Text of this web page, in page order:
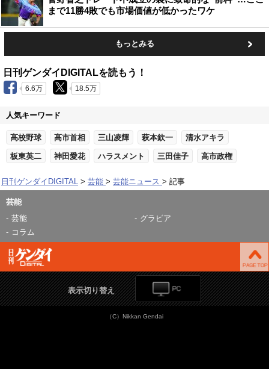
まで11勝4敗でも市場価値が低かったワケ
もっとみる
日刊ゲンダイDIGITALを読もう！
6.6万 18.5万
人気キーワード
高校野球 高市首相 三山凌輝 萩本欽一 清水アキラ
板東英二 神田愛花 ハラスメント 三田佳子 高市政権
日刊ゲンダイDIGITAL 芸能 芸能ニュース 記事
芸能
芸能
グラビア
コラム
表示切り替え
（C）Nikkan Gendai